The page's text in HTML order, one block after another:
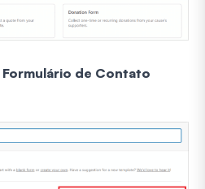
Formulário de Contato